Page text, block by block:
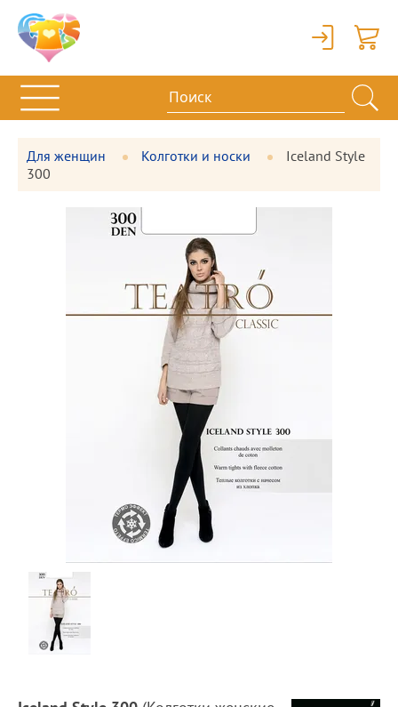
Вход
Для женщин Колготки и носки
Iceland Style
300
Фотографии
товара